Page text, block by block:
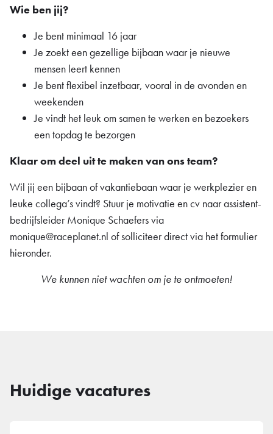
Wie ben jij?
Je bent minimaal 16 jaar
Je zoekt een gezellige bijbaan waar je nieuwe
mensen leert kennen
Je bent flexibel inzetbaar, vooral in de avonden en
weekenden
Je vindt het leuk om samen te werken en bezoekers
een topdag te bezorgen
Klaar om deel uit te maken van ons team?
Wil jij een bijbaan of vakantiebaan waar je werkplezier en
leuke collega’s vindt? Stuur je motivatie en cv naar assistent-
bedrijfsleider Monique Schaefers via
monique@raceplanet.nl of solliciteer direct via het formulier
hieronder.
We kunnen niet wachten om je te ontmoeten!
Huidige vacatures